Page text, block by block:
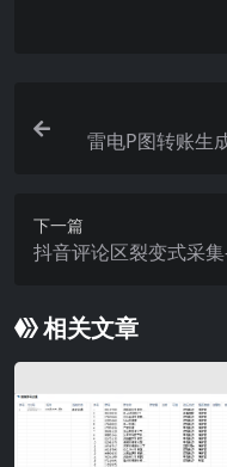
雷电P图转账生
下一篇
抖音评论区裂变式采
采集）
相关文章